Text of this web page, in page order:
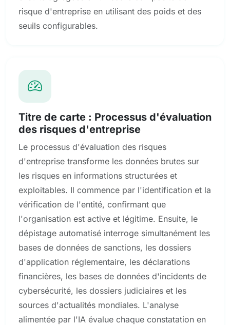
risque d'entreprise en utilisant des poids et des
seuils configurables.
Titre de carte : Processus d'évaluation
des risques d'entreprise
Le processus d'évaluation des risques
d'entreprise transforme les données brutes sur
les risques en informations structurées et
exploitables. Il commence par l'identification et la
vérification de l'entité, confirmant que
l'organisation est active et légitime. Ensuite, le
dépistage automatisé interroge simultanément les
bases de données de sanctions, les dossiers
d'application réglementaire, les déclarations
financières, les bases de données d'incidents de
cybersécurité, les dossiers judiciaires et les
sources d'actualités mondiales. L'analyse
alimentée par l'IA évalue chaque constatation en